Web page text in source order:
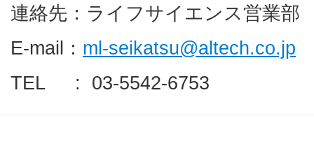
連絡先：ライフサイエンス営業部
E-mail： ml-seikatsu@altech.co.jp
TEL : 03-5542-6753